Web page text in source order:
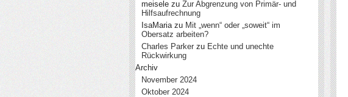
meisele zu Zur Abgrenzung von Primär- und
Hilfsaufrechnung
IsaMariazu Mit „wenn“ oder „soweit“ im
Obersatz arbeiten?
Charles Parker zu Echte und unechte
Rückwirkung
Archiv
November 2024
Oktober 2024